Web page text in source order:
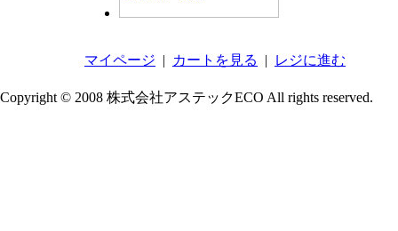
マイページ | カートを見る | レジに進む
Copyright © 2008 株式会社アステックECO All rights reserved.